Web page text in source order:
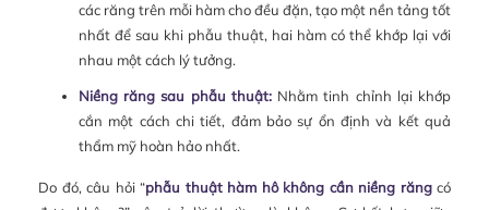
các răng trên mỗi hàm cho đều đặn, tạo một nền tảng tốt
nhất để sau khi phẫu thuật, hai hàm có thể khớp lại với
nhau một cách lý tưởng.
Niềng răng sau phẫu thuật:Nhằm tinh chỉnh lại khớp
cắn một cách chi tiết, đảm bảo sự ổn định và kết quả
thẩm mỹ hoàn hảo nhất.
Do đó, câu hỏi “phẫu thuật hàm hô không cần niềng răngcó